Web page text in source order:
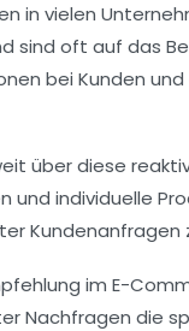
in vielen
sind oft auf das
bei Kunden
über diese
individuelle
im E-
Nachfragen die